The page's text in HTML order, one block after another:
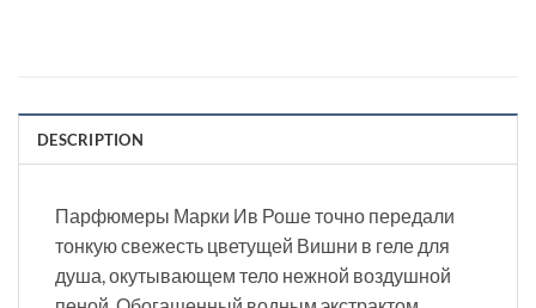
DESCRIPTION
Парфюмеры Марки Ив Роше точно передали
тонкую свежесть цветущей Вишни в геле для
душа, окутывающем тело нежной воздушной